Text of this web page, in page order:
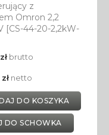
z
Omron 2,2
[CS-44-20-2,2kW-
brutto
netto
DO KOSZYKA
DO SCHOWKA